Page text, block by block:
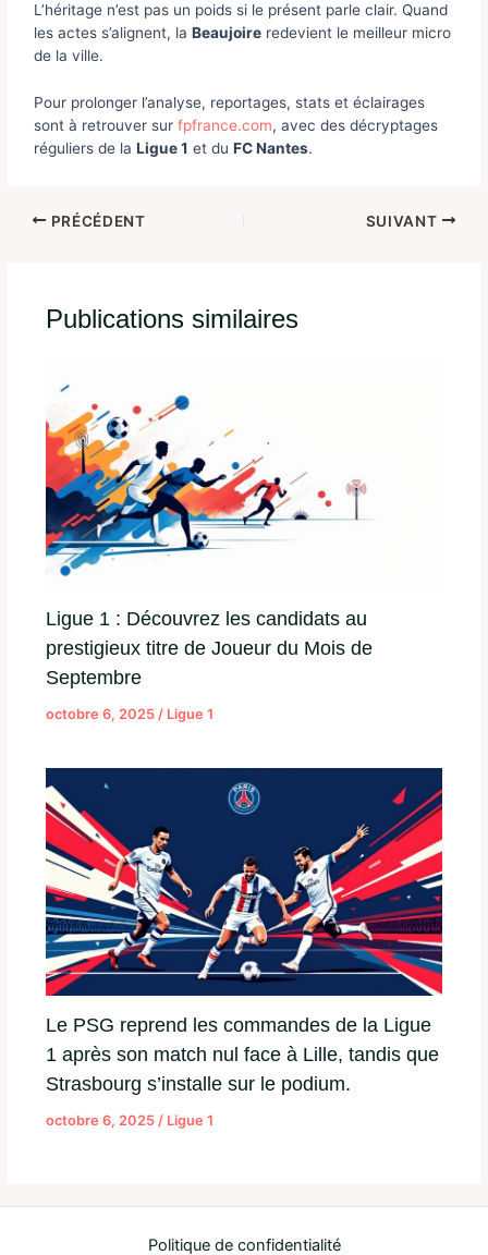
L’héritage n’est pas un poids si le présent parle clair. Quand
les actes s’alignent, laBeaujoire redevient le meilleur micro
de la ville.
Pour prolonger l’analyse, reportages, stats et éclairages
sont à retrouver surfpfrance.com, avec des décryptages
réguliers de laLigue 1 et duFC Nantes.
PRÉCÉDENT SUIVANT
Publications similaires
Ligue 1 : Découvrez les candidats au
prestigieux titre de Joueur du Mois de
Septembre
octobre 6, 2025 / Ligue 1
Le PSG reprend les commandes de la Ligue
1 après son match nul face à Lille, tandis que
Strasbourg s’installe sur le podium.
octobre 6, 2025 / Ligue 1
Politique de confidentialité